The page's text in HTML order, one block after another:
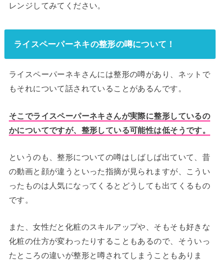
レンジしてみてください。
ライスペーパーネキの整形の噂について！
ライスペーパーネキさんには整形の噂があり、ネットで
もそれについて話されていることがあるんです。
そこでライスペーパーネキさんが実際に整形しているの
かについてですが、整形している可能性は低そうです。
というのも、整形についての噂はしばしば出ていて、昔
の動画と顔が違うといった指摘が見られますが、こうい
ったものは人気になってくるとどうしても出てくるもの
です。
また、女性だと化粧のスキルアップや、そもそも好きな
化粧の仕方が変わったりすることもあるので、そういっ
たところの違いが整形と噂されてしまうこともありま